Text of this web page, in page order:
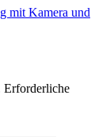
mit Kamera und
Erforderliche